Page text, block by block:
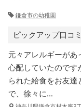
鎌倉市の幼稚園
ピックアップ口コミ
元々アレルギーが
心配していたのです
られた給食をお友
で、徐々に…